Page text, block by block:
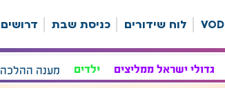
VOD לוח שידורים כניסת שבת דרושים
גדולי ישראל ממליצים ילדים מענה ההלכה